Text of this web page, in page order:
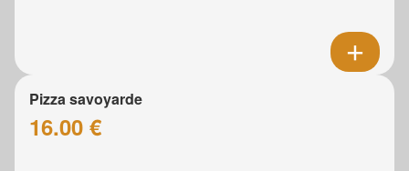
Pizza savoyarde
16.00 €